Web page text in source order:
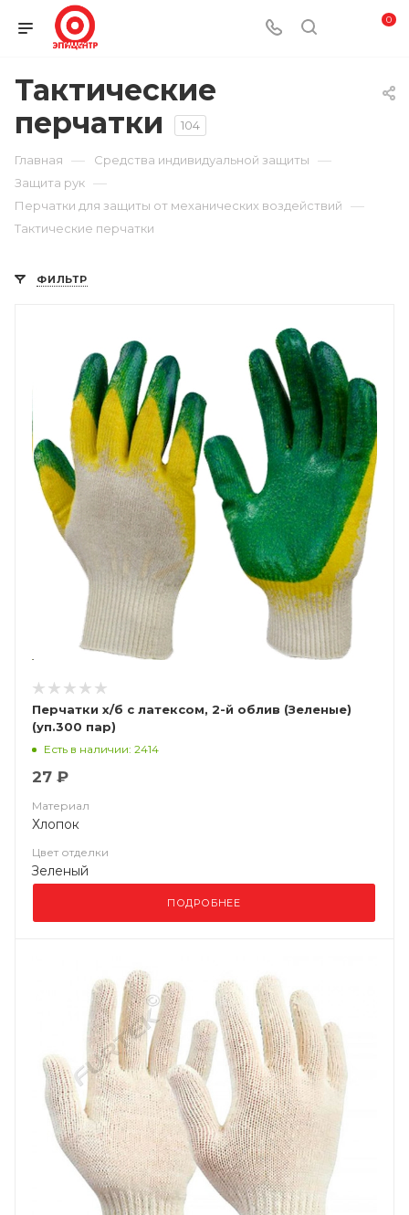
0
Тактические
перчатки
104
Главная — Средства индивидуальной защиты —
Защита рук —
Перчатки для защиты от механических воздействий —
Тактические перчатки
ФИЛЬТР
Перчатки х/б с латексом, 2-й облив (Зеленые)
(уп.300 пар)
Есть в наличии: 2414
27 ₽
Материал
Хлопок
Цвет отделки
Зеленый
ПОДРОБНЕЕ